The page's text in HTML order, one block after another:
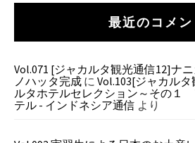
最近のコメン
Vol.071 [ジャカルタ観光通信12]ナ
ノハッタ完成 に Vol.103[ジャカル
ルタホテルセレクション～その１
テル - インドネシア通信 より